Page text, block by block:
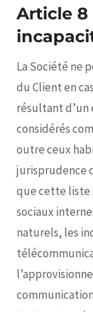
Article 8
La Société ne
du Client en
résultant d’un
considérés
outre ceux
jurisprudence
que cette liste
sociaux
naturels, les